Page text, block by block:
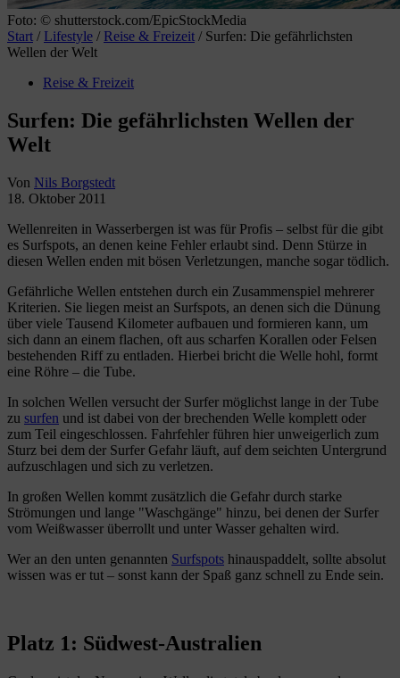
Foto: © shutterstock.com/EpicStockMedia
Start / Lifestyle / Reise & Freizeit / Surfen: Die gefährlichsten
Wellen der Welt
Reise & Freizeit
Surfen: Die gefährlichsten Wellen der
Welt
Von Nils Borgstedt
18. Oktober 2011
Wellenreiten in Wasserbergen ist was für Profis – selbst für die gibt
es Surfspots, an denen keine Fehler erlaubt sind. Denn Stürze in
diesen Wellen enden mit bösen Verletzungen, manche sogar tödlich.
Gefährliche Wellen entstehen durch ein Zusammenspiel mehrerer
Kriterien. Sie liegen meist an Surfspots, an denen sich die Dünung
über viele Tausend Kilometer aufbauen und formieren kann, um
sich dann an einem flachen, oft aus scharfen Korallen oder Felsen
bestehenden Riff zu entladen. Hierbei bricht die Welle hohl, formt
eine Röhre – die Tube.
In solchen Wellen versucht der Surfer möglichst lange in der Tube
zu surfen und ist dabei von der brechenden Welle komplett oder
zum Teil eingeschlossen. Fahrfehler führen hier unweigerlich zum
Sturz bei dem der Surfer Gefahr läuft, auf dem seichten Untergrund
aufzuschlagen und sich zu verletzen.
In großen Wellen kommt zusätzlich die Gefahr durch starke
Strömungen und lange "Waschgänge" hinzu, bei denen der Surfer
vom Weißwasser überrollt und unter Wasser gehalten wird.
Wer an den unten genannten Surfspots hinauspaddelt, sollte absolut
wissen was er tut – sonst kann der Spaß ganz schnell zu Ende sein.
Platz 1: Südwest-Australien